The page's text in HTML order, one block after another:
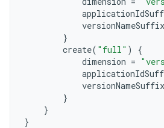
versionNameSuffix
}
create( "full" )
{
dimension =
versionNameSuffix
}
}
}